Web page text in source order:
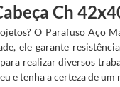
Ch
O Parafuso Aço
ele garante
realizar diversos
e tenha a certeza de